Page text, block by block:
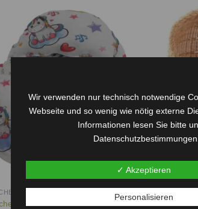
Auf die
Wunschliste
für Puppenwagen
Wir verwenden nur technisch notwendige
Webseite und so wenig wie nötig externe
Informationen lesen Sie bitte
Datenschutzbestimmungen.
✓ Akzeptieren
Personalisieren